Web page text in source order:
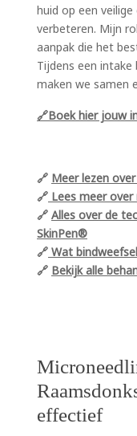
huid op een
verbeteren. Mijn
aanpak die het
Tijdens een intake
maken we samen
🔗Boek hier jouw
🔗 Meer lezen
🔗 Lees meer
🔗 Alles over de
SkinPen®
🔗 Wat
🔗 Bekijk alle
effectief